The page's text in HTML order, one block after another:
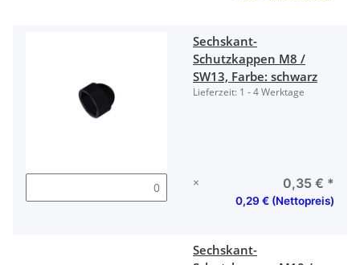
Sechskant-
Schutzkappen M8 /
SW13, Farbe: schwarz
Lieferzeit: 1 - 4 Werktage
× 0,35 € *
0,29 € (Nettopreis)
Sechskant-